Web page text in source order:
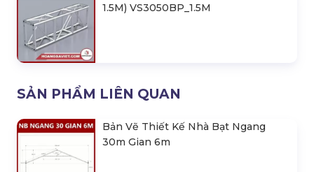
1.5M) VS3050BP_1.5M
SẢN PHẨM LIÊN QUAN
Bản Vẽ Thiết Kế Nhà Bạt Ngang
30m Gian 6m